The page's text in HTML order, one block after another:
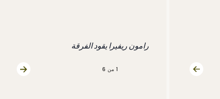
رامون ريفيرا يقود الفرقة
الشريحة السابقة 1 من 6